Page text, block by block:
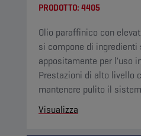
PRODOTTO: 4405
Olio paraffinico con
si compone di
appositamente per l'uso
Prestazioni di alto livello
mantenere pulito il
Visualizza